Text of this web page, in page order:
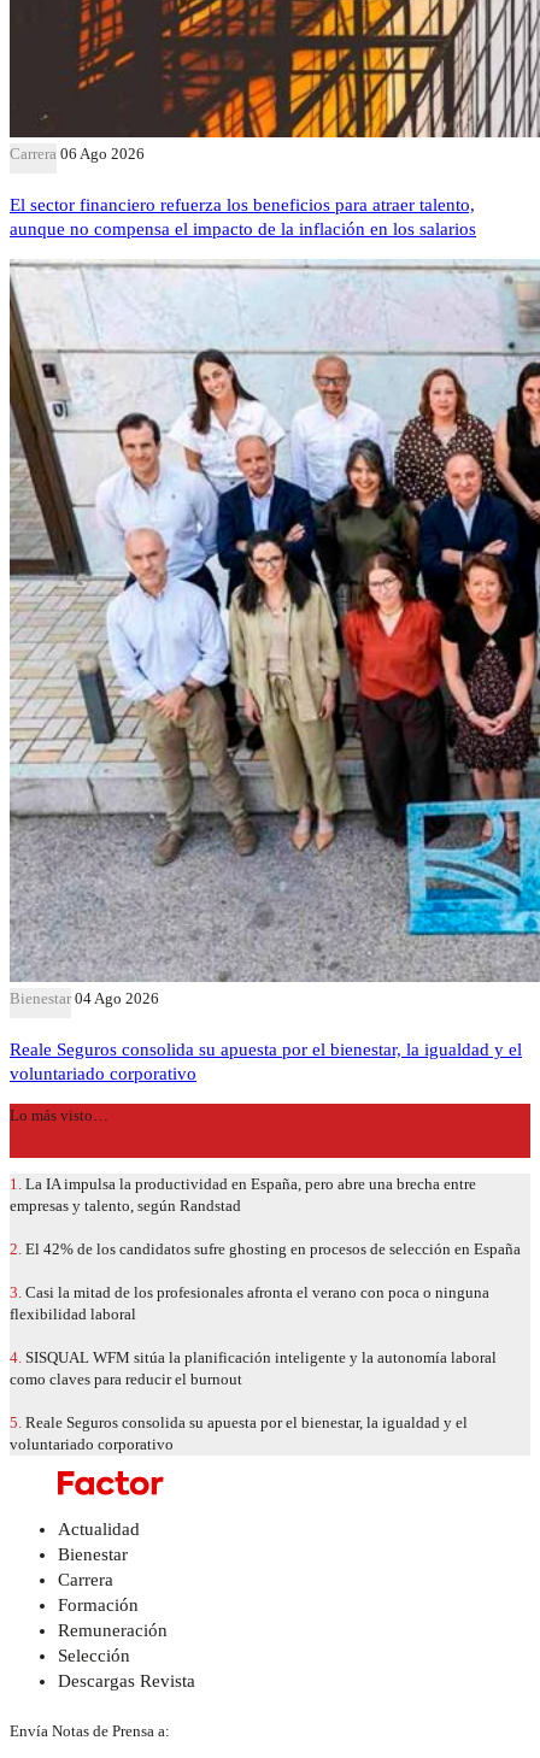
Carrera 06 Ago 2026
El sector financiero refuerza los beneficios para atraer talento,
aunque no compensa el impacto de la inflación en los salarios
Bienestar 04 Ago 2026
Reale Seguros consolida su apuesta por el bienestar, la igualdad y el
voluntariado corporativo
Lo más visto…
1. La IA impulsa la productividad en España, pero abre una brecha entre
empresas y talento, según Randstad
2. El 42% de los candidatos sufre ghosting en procesos de selección en España
3. Casi la mitad de los profesionales afronta el verano con poca o ninguna
flexibilidad laboral
4. SISQUAL WFM sitúa la planificación inteligente y la autonomía laboral
como claves para reducir el burnout
5. Reale Seguros consolida su apuesta por el bienestar, la igualdad y el
voluntariado corporativo
Actualidad
Bienestar
Carrera
Formación
Remuneración
Selección
Descargas Revista
Envía Notas de Prensa a: